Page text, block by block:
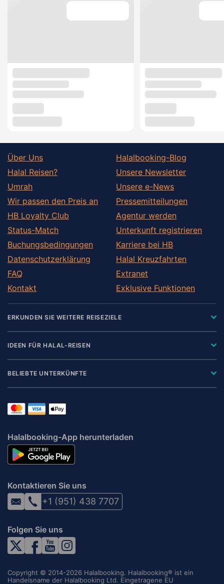
Über Uns
Halal Reisen?
Umrah
Wir passen den Preis an
HB Loyalty Club
Status-Match
Buchungsbedingungen
Datenschutzerklärung
FAQ
Kontakt
Halalbooking-Blog
Unsere Newsletter
Unsere e-News
Pressemitteilungen
Agentur werden
Unterkunft registrieren
Karriere bei HB
Halal Kreuzfahrten
Extranet
Exklusive Funktionen
ERKUNDEN SIE WEITERE REISEZIELE
IDEEN FÜR HALAL-REISEN
BELIEBTE UNTERKÜNFTE
Halalbooking-App herunterladen
Kontaktieren Sie uns
+1 (951) 438 7707
Folgen Sie uns
Copyright © 2014-2026 Halalbooking. Halalbooking® ist ein
Handelsname der Halalbooking Ltd. Eingetragene EU